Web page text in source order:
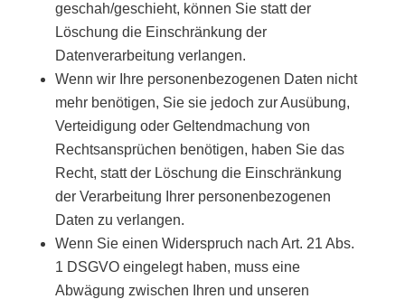
geschah/geschieht, können Sie statt der
Löschung die Einschränkung der
Datenverarbeitung verlangen.
Wenn wir Ihre personenbezogenen Daten nicht
mehr benötigen, Sie sie jedoch zur Ausübung,
Verteidigung oder Geltendmachung von
Rechtsansprüchen benötigen, haben Sie das
Recht, statt der Löschung die Einschränkung
der Verarbeitung Ihrer personenbezogenen
Daten zu verlangen.
Wenn Sie einen Widerspruch nach Art. 21 Abs.
1 DSGVO eingelegt haben, muss eine
Abwägung zwischen Ihren und unseren